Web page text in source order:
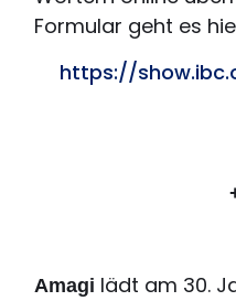
Formular geht es
https://
Amagi lädt am 30.